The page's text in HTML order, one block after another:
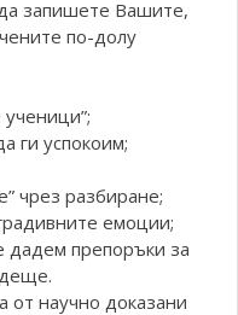
запишете Вашите,
по-долу
ги успокоим;
чрез разбиране;
емоции;
дадем препоръки за
от научно доказани